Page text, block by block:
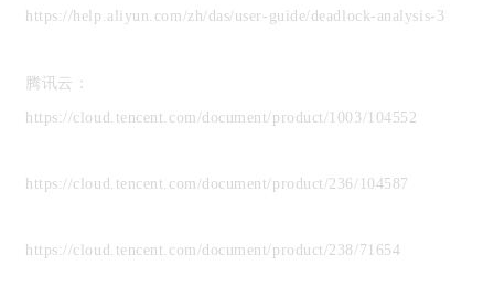
https://help.aliyun.com/zh/das/user-guide/deadlock-analysis-3
腾讯云：
https://cloud.tencent.com/document/product/1003/104552
https://cloud.tencent.com/document/product/236/104587
https://cloud.tencent.com/document/product/238/71654